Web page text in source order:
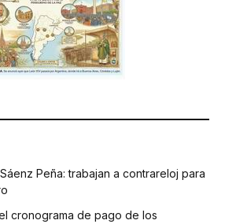
Peña: trabajan a contrareloj para
cronograma de pago de los